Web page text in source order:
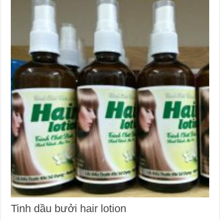
Tinh dầu bưởi hair lotion